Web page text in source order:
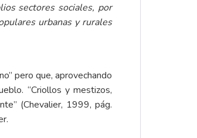
sectores sociales, por
urbanas y rurales
pero que, aprovechando
“Criollos y mestizos,
(Chevalier, 1999, pág.